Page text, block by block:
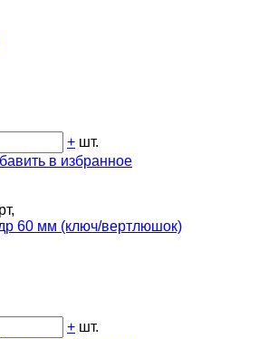
+ шт.
в избранное
60 мм (ключ/вертлюшок)
+ шт.